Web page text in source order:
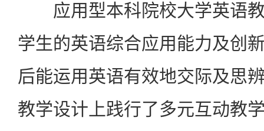
应用型本科院校大学英语教
学生的英语综合应用能力及创
后能运用英语有效地交际及思
教学设计上践行了多元互动教